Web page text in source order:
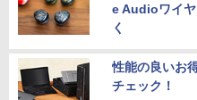
e Audioワイ
く
性能の良いお
チェック！